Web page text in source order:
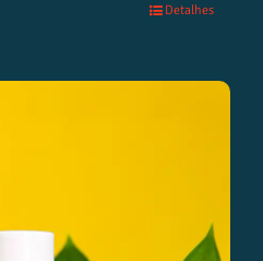
Detalhes